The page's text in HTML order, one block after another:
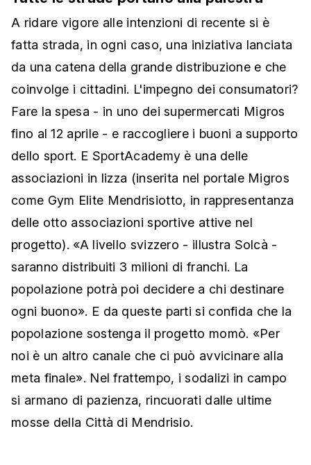
A ridare vigore alle intenzioni di recente si è
fatta strada, in ogni caso, una iniziativa lanciata
da una catena della grande distribuzione e che
coinvolge i cittadini. L'impegno dei consumatori?
Fare la spesa - in uno dei supermercati Migros
fino al 12 aprile - e raccogliere i buoni a supporto
dello sport. E SportAcademy è una delle
associazioni in lizza (inserita nel portale Migros
come Gym Elite Mendrisiotto, in rappresentanza
delle otto associazioni sportive attive nel
progetto). «A livello svizzero - illustra Solcà -
saranno distribuiti 3 milioni di franchi. La
popolazione potrà poi decidere a chi destinare
ogni buono». E da queste parti si confida che la
popolazione sostenga il progetto momò. «Per
noi è un altro canale che ci può avvicinare alla
meta finale». Nel frattempo, i sodalizi in campo
si armano di pazienza, rincuorati dalle ultime
mosse della Città di Mendrisio.